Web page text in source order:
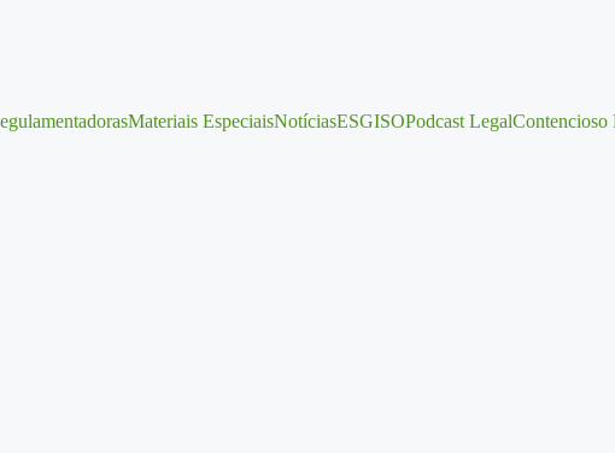
Materiais EspeciaisNotíciasESGISOPodcast LegalContencioso